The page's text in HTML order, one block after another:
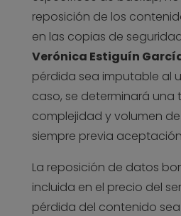
reposición de los
en las copias de
Verónica Estiguín
pérdida sea imputable al
caso, se determinará una
complejidad y volumen
siempre previa
La reposición de datos
incluida en el precio del
pérdida del contenido